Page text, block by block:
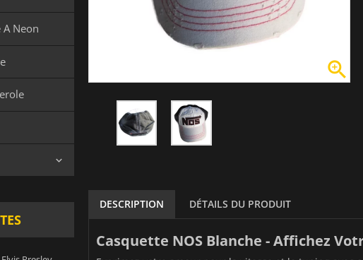
Neon


DESCRIPTION DÉTAILS DU PRODUIT
Casquette NOS Blanche - Affichez